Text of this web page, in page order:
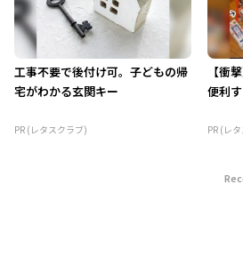
工事不要で後付け可。子どもの帰
宅がわかる玄関キー
PR (レタスクラブ)
【衝
便利
PR (レ